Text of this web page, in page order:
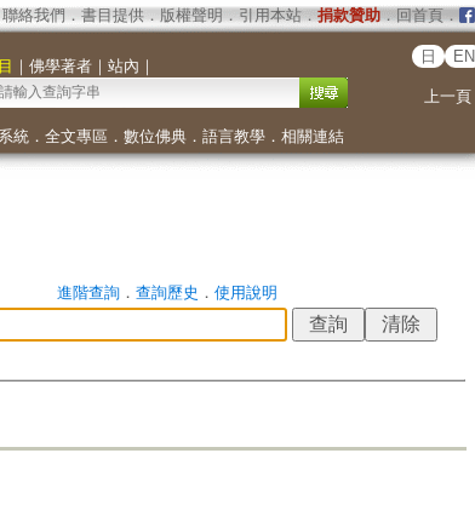
聯絡我們 ． 書目提供． 版權聲明 ． 引用本站． 捐款贊助．回首頁．
｜ 佛學著者｜ 站內 ｜
日 EN
上一頁
統． 全文專區 ． 數位佛典． 語言教學． 相關連結
進階查詢． 查詢歷史 ． 使用說明